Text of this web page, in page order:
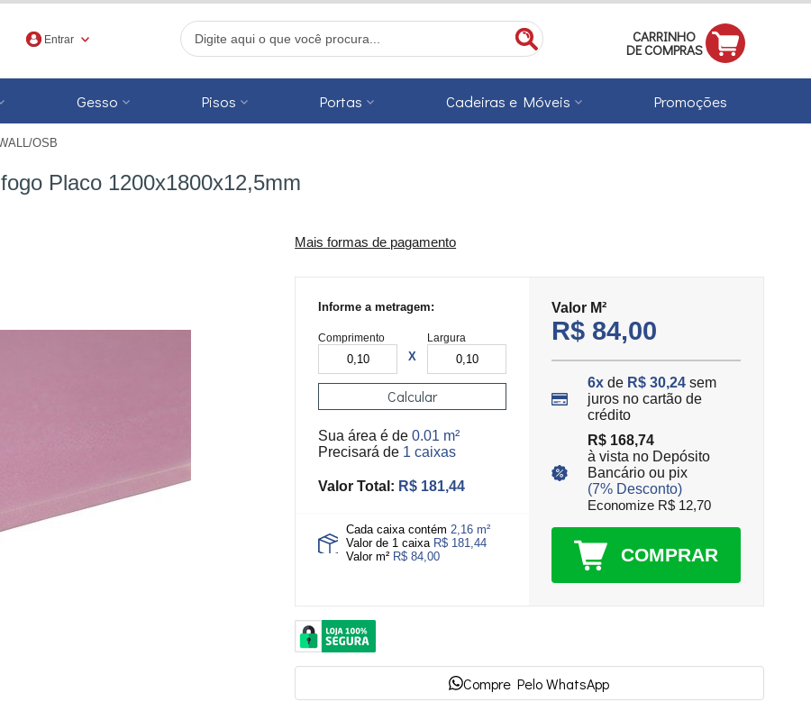
Entrar CARRINHO
DE COMPRAS
Gesso Pisos Portas Cadeiras e Móveis Promoções
OSB
Placo 1200x1800x12,5mm
Mais formas de pagamento
Informe a metragem:
Comprimento
X
Largura
Calcular
Sua área é de0.01 m²
Precisará de 1 caixas
Valor Total: R$ 181,44
Cada caixa contém2,16 m²
Valor de 1 caixa R$ 181,44
Valor m² R$ 84,00
Valor M²
R$ 84,00
6x de R$ 30,24 sem
juros no cartão de
crédito
R$ 168,74
à vista no Depósito
Bancário ou pix
(7% Desconto)
Economize R$ 12,70
COMPRAR
Compre Pelo WhatsApp